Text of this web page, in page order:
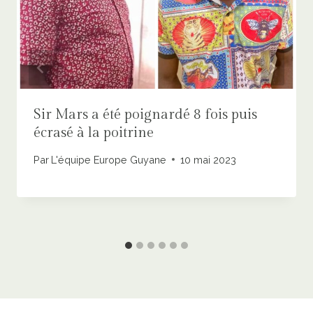
Sir Mars a été poignardé 8 fois puis
écrasé à la poitrine
Par L'équipe Europe Guyane 10 mai 2023